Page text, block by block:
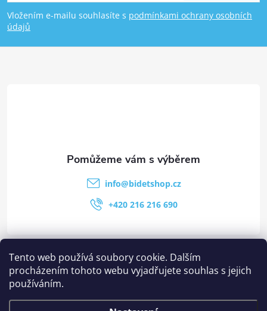
Tento web používá soubory cookie. Dalším
procházením tohoto webu vyjadřujete souhlas s jejich
používáním.
Vložením e-mailu souhlasíte s podmínkami ochrany osobních
údajů
Kategorie
Stránky
info@bidetshop.cz
+420 216 216 690